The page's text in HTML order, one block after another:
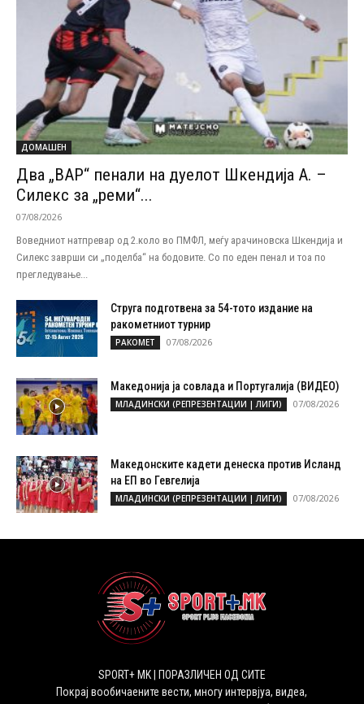
ДОМАШЕН
Два „ВАР“ пенали на дуелот Шкендија А. –
Силекс за „реми“...
07/08/2026
Воведниот натпревар од 2.коло во ПМФЛ, меѓу арачиновска Шкендија и
Силекс заврши си „поделба“ на бодовите. Со по еден пенал и тоа по
прегледување...
Струга подготвена за 54-тото издание на
ракометниот турнир
РАКОМЕТ 07/08/2026
Македонија ја совлада и Португалија (ВИДЕО)
МЛАДИНСКИ (РЕПРЕЗЕНТАЦИИ | ЛИГИ) 07/08/2026
Македонските кадети денеска против Исланд
на ЕП во Гевгелија
МЛАДИНСКИ (РЕПРЕЗЕНТАЦИИ | ЛИГИ) 07/08/2026
SPORT+ MK | ПОРАЗЛИЧЕН ОД СИТЕ
Покрај вообичаените вести, многу интервјуа, видеа,